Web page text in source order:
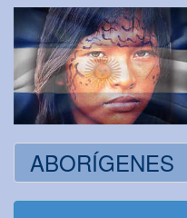
ABORÍGENES